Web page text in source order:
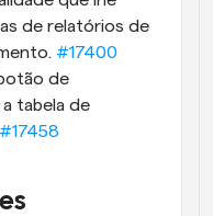
de relatórios de
#17400
de
tabela de
#17458